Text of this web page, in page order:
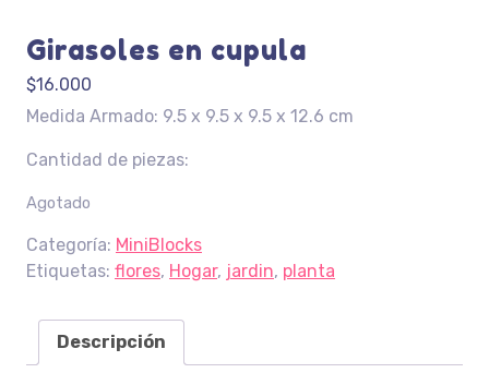
Girasoles en cupula
$16.000
Medida Armado: 9.5 x 9.5 x 9.5 x 12.6 cm
Cantidad de piezas:
Agotado
Categoría: MiniBlocks
Etiquetas: flores, Hogar, jardin, planta
Descripción